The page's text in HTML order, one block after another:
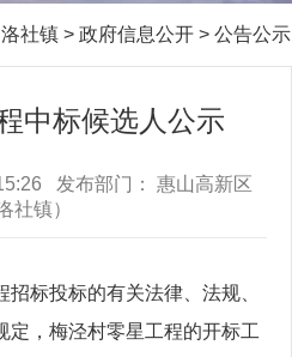
洛社镇 > 政府信息公开 > 公告公示
中标候选人公示
发布部门： 惠山高新区
社镇）
标投标的有关法律、法规、
定，梅泾村零星工程的开标工